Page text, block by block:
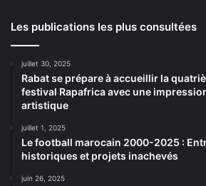
Les publications les plus consultées
juillet 30, 2025
Rabat se prépare à accueillir la
festival Rapafrica avec une
artistique
juillet 1, 2025
Le football marocain 2000-2025 :
historiques et projets inachevés
juin 26, 2025